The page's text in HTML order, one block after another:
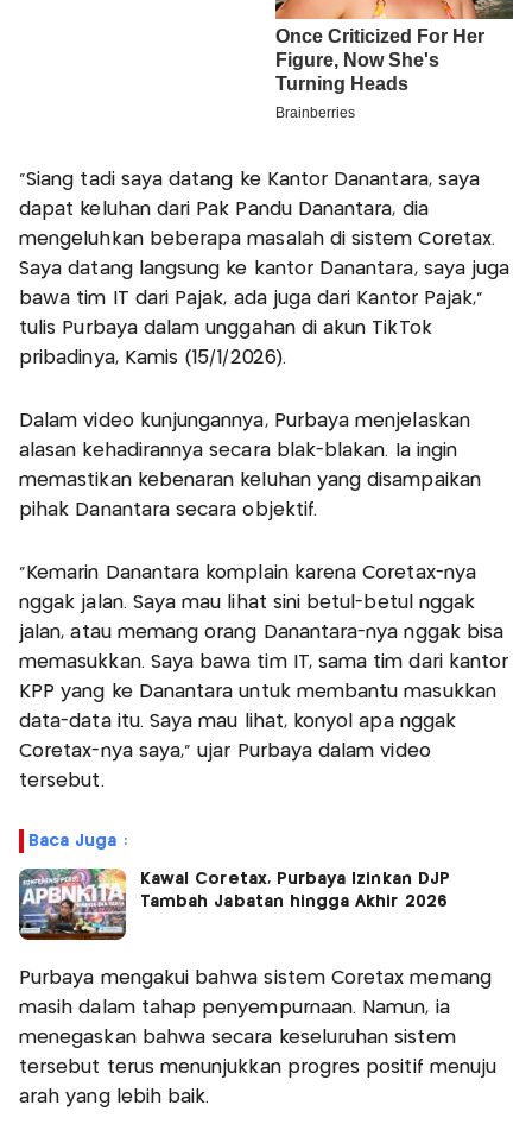
"Siang tadi saya datang ke Kantor Danantara, saya
dapat keluhan dari Pak Pandu Danantara, dia
mengeluhkan beberapa masalah di sistem Coretax.
Saya datang langsung ke kantor Danantara, saya juga
bawa tim IT dari Pajak, ada juga dari Kantor Pajak,"
tulis Purbaya dalam unggahan di akun TikTok
pribadinya, Kamis (15/1/2026).
Dalam video kunjungannya, Purbaya menjelaskan
alasan kehadirannya secara blak-blakan. Ia ingin
memastikan kebenaran keluhan yang disampaikan
pihak Danantara secara objektif.
"Kemarin Danantara komplain karena Coretax-nya
nggak jalan. Saya mau lihat sini betul-betul nggak
jalan, atau memang orang Danantara-nya nggak bisa
memasukkan. Saya bawa tim IT, sama tim dari kantor
KPP yang ke Danantara untuk membantu masukkan
data-data itu. Saya mau lihat, konyol apa nggak
Coretax-nya saya," ujar Purbaya dalam video
tersebut.
Baca Juga :
Kawal Coretax, Purbaya Izinkan DJP
Tambah Jabatan hingga Akhir 2026
Purbaya mengakui bahwa sistem Coretax memang
masih dalam tahap penyempurnaan. Namun, ia
menegaskan bahwa secara keseluruhan sistem
tersebut terus menunjukkan progres positif menuju
arah yang lebih baik.